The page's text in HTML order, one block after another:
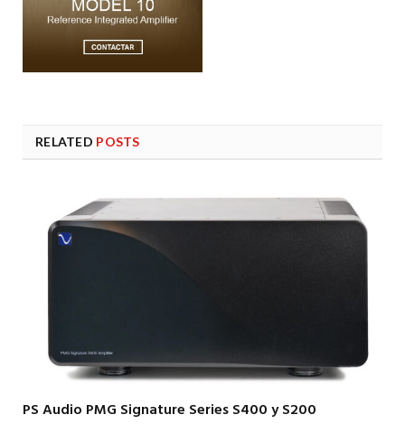
RELATED POSTS
PS Audio PMG Signature Series S400 y S200